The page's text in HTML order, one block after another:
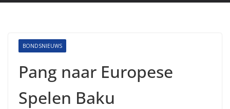
BONDSNIEUWS
Pang naar Europese
Spelen Baku